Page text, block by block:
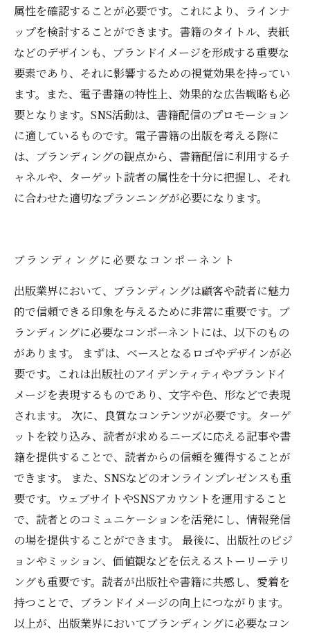
属性を確認することが必要です。これにより、ラインナ
ップを検討することができます。書籍のタイトル、表紙
などのデザインも、ブランドイメージを形成する重要な
要素であり、それに影響するための視覚効果を持ってい
ます。また、電子書籍の特性上、効果的な広告戦略も必
要となります。SNS活動は、書籍配信のプロモーション
に適しているものです。電子書籍の出版を考える際に
は、ブランディングの観点から、書籍配信に利用するチ
ャネルや、ターゲット読者の属性を十分に把握し、それ
に合わせた適切なプランニングが必要になります。
ブランディングに必要なコンポーネント
出版業界において、ブランディングは顧客や読者に魅力
的で信頼できる印象を与えるために非常に重要です。ブ
ランディングに必要なコンポーネントには、以下のもの
があります。 まずは、ベースとなるロゴやデザインが必
要です。これは出版社のアイデンティティやブランドイ
メージを表現するものであり、文字や色、形などで表現
されます。 次に、良質なコンテンツが必要です。ターゲ
ットを絞り込み、読者が求めるニーズに応える記事や書
籍を提供することで、読者からの信頼を獲得することが
できます。 また、SNSなどのオンラインプレゼンスも重
要です。ウェブサイトやSNSアカウントを運用すること
で、読者とのコミュニケーションを活発にし、情報発信
の場を提供することができます。 最後に、出版社のビジ
ョンやミッション、価値観などを伝えるストーリーテリ
ングも重要です。読者が出版社や書籍に共感し、愛着を
持つことで、ブランドイメージの向上につながります。
以上が、出版業界においてブランディングに必要なコン